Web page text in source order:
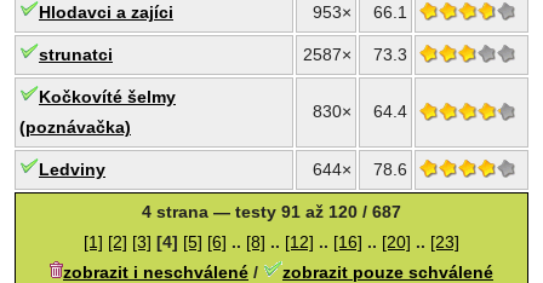
Hlodavci a zajíci 953× 66.1
strunatci 2587× 73.3
Kočkovíté šelmy
(poznávačka)
830× 64.4
Ledviny 644× 78.6
4 strana — testy 91 až 120 / 687
[1] [2] [3] [4] [5] [6] .. [8] .. [12] .. [16] .. [20] .. [23]
zobrazit i neschválené / zobrazit pouze schválené